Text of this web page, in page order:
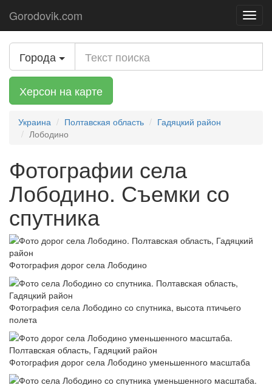
Gorodovik.com
Города
Херсон на карте
Украина Полтавская область
Гадяцкий район
Лободино
Фотографии села
Лободино. Съемки со
спутника
Фотография дорог села Лободино
Фотография села Лободино со спутника, высота птичьего
полета
Фотография дорог села Лободино уменьшенного масштаба